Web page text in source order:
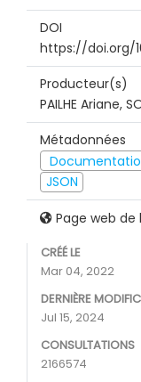
DOI
https://doi.org/
Producteur(s)
PAILHE Ariane,
Métadonnées
JSON
Page web de
CRÉÉ LE
Mar 04, 2022
DERNIÈRE
Jul 15, 2024
CONSULTATIONS
2166574